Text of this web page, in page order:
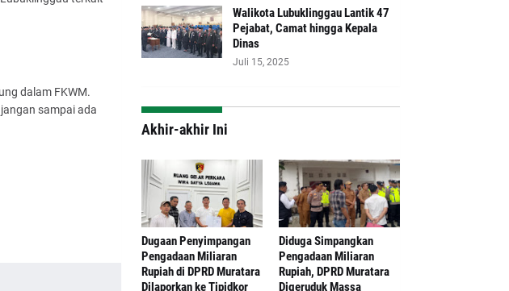
dalam FKWM.
sampai ada
Walikota Lubuklinggau Lantik 47
Pejabat, Camat hingga Kepala
Dinas
Juli 15, 2025
Akhir-akhir Ini
‎Dugaan Penyimpangan
Pengadaan Miliaran
Rupiah di DPRD Muratara
Dilaporkan ke Tipidkor
Diduga Simpangkan
Pengadaan Miliaran
Rupiah, DPRD Muratara
Digeruduk Massa